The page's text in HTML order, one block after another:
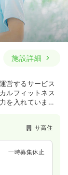
施設詳細
営するサービス
ルフィットネス
を入れていま
サ高住
一時募集休止